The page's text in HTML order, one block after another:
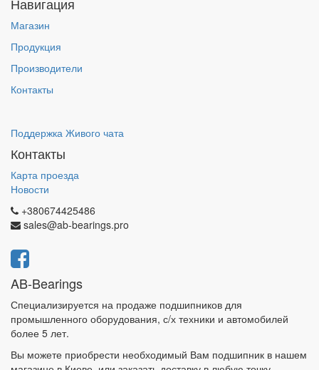
Магазин
Продукция
Производители
Контакты
Поддержка Живого чата
Контакты
Карта проезда
Новости
+380674425486
sales@ab-bearings.pro
AB-Bearings
Специализируется на продаже подшипников для
промышленного оборудования, с/х техники и автомобилей
более 5 лет.
Вы можете приобрести необходимый Вам подшипник в нашем